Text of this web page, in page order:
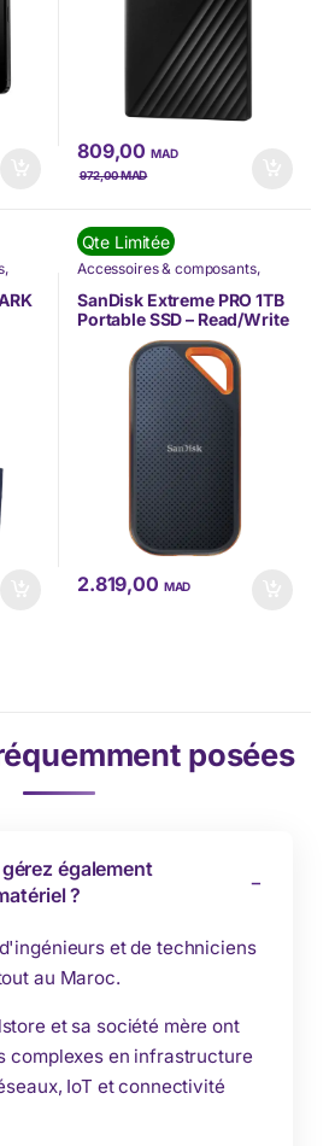
809,00MAD
972,00MAD
,
Qte Limitée
Accessoires & composants,
Sandisk
SanDisk Extreme PRO 1TB
Portable SSD – Read/Write
(SDSSDE81-1T00-G25)
2.819,00 MAD
posées
également
?
et de techniciens
au Maroc.
et sa société mère ont
complexes en infrastructure
IoT et connectivité